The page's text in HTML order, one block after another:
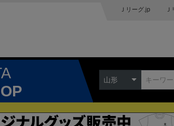
Ｊリーグ.jp
山形